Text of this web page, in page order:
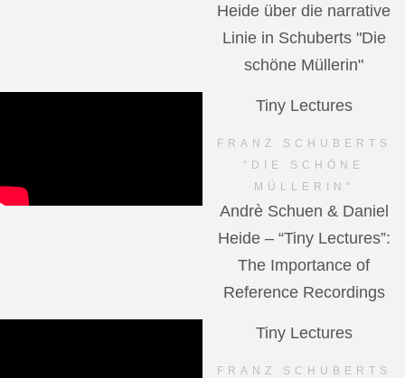
Heide über die narrative
Linie in Schuberts "Die
schöne Müllerin"
Tiny Lectures
FRANZ SCHUBERTS
"DIE SCHÖNE
MÜLLERIN"
Andrè Schuen & Daniel
Heide – “Tiny Lectures”:
The Importance of
Reference Recordings
Tiny Lectures
FRANZ SCHUBERTS